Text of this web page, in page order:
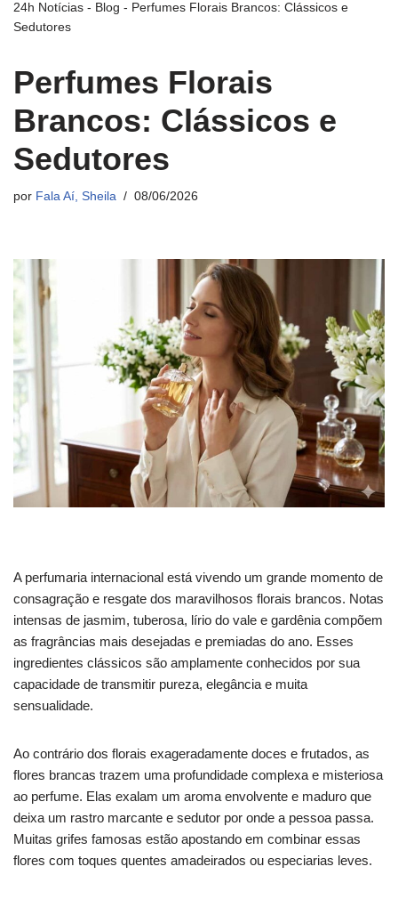
24h Notícias - Blog - Perfumes Florais Brancos: Clássicos e
Sedutores
Perfumes Florais
Brancos: Clássicos e
Sedutores
por Fala Aí, Sheila 08/06/2026
A perfumaria internacional está vivendo um grande momento de
consagração e resgate dos maravilhosos florais brancos. Notas
intensas de jasmim, tuberosa, lírio do vale e gardênia compõem
as fragrâncias mais desejadas e premiadas do ano. Esses
ingredientes clássicos são amplamente conhecidos por sua
capacidade de transmitir pureza, elegância e muita
sensualidade.
Ao contrário dos florais exageradamente doces e frutados, as
flores brancas trazem uma profundidade complexa e misteriosa
ao perfume. Elas exalam um aroma envolvente e maduro que
deixa um rastro marcante e sedutor por onde a pessoa passa.
Muitas grifes famosas estão apostando em combinar essas
flores com toques quentes amadeirados ou especiarias leves.